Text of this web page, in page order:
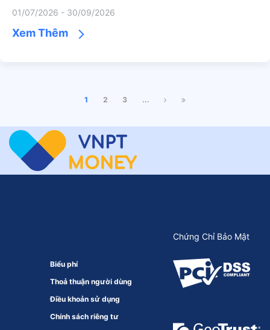
01/07/2026 - 30/09/2026
Xem Thêm
1 2 3 ...
Biểu phí
Thoả thuận người dùng
Điều khoản sử dụng
Chính sách riêng tư
Chứng Chỉ Bảo Mật